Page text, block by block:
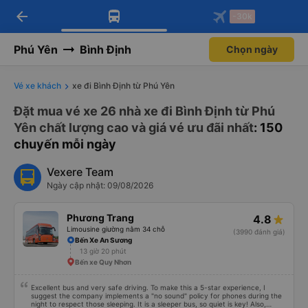
Tải app Vexere ngay!
Nhận ưu đãi thành viên độc
Mở app
Tải app Vexere
-30k/ghế khi đặt vé máy bay qua
Mở app
arrow_back -30k
Phú Yên Bình Định Chọn ngày
Vé xe khách xe đi Bình Định từ Phú Yên
Đặt mua vé xe 26 nhà xe đi Bình Định từ Phú
Yên chất lượng cao và giá vé ưu đãi nhất: 150
chuyến mỗi ngày
Vexere Team
Ngày cập nhật: 09/08/2026
Phương Trang
Limousine giường nằm 34 chỗ
4.8
(3990 đánh giá)
Bến Xe An Sương
13 giờ 20 phút
Bến xe Quy Nhơn
Excellent bus and very safe driving. To make this a 5-star experience, I
suggest the company implements a "no sound" policy for phones during the
night to respect those sleeping. It is a sleeper bus, so quiet is key! Also,